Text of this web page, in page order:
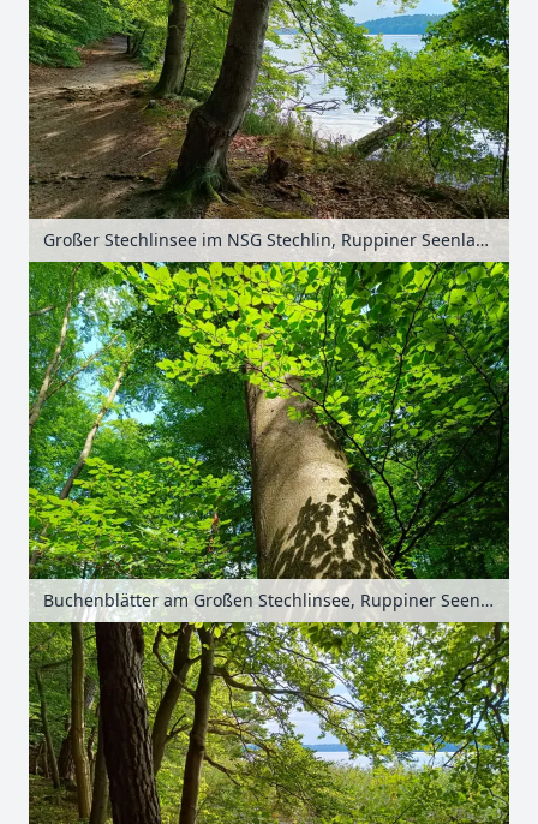
Großer Stechlinsee im NSG Stechlin, Ruppiner Seenland, Brandenburg, Deutschland
Buchenblätter am Großen Stechlinsee, Ruppiner Seenland, Brandenburg, Deutschland